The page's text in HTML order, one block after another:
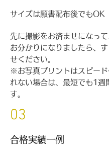
サイズは願書配布後でもOK
先に撮影をお済ませになっ
お分かりになりましたら、
せください。
※お写真プリントはスピード
れない場合は、最短でも1週
す。
03
合格実績一例